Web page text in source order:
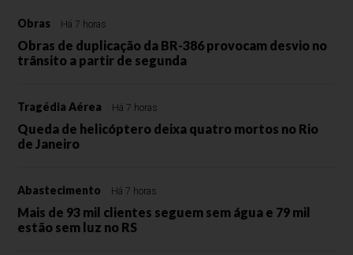
Obras Há 7 horas
Obras de duplicação da BR-386 provocam desvio no
trânsito a partir de segunda
Tragédia Aérea Há 7 horas
Queda de helicóptero deixa quatro mortos no Rio
de Janeiro
Abastecimento Há 7 horas
Mais de 93 mil clientes seguem sem água e 79 mil
estão sem luz no RS